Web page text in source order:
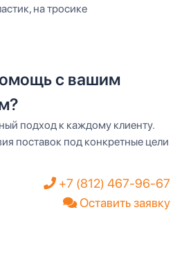
на тросике
с вашим
подход к каждому клиенту.
поставок под конкретные цели
+7 (812) 467-96-67
Оставить заявку